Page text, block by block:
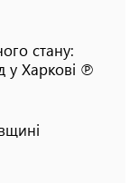
стану:
у Харкові ℗